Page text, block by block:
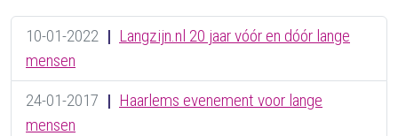
10-01-2022 | Langzijn.nl 20 jaar vóór en dóór lange
mensen
24-01-2017 | Haarlems evenement voor lange
mensen